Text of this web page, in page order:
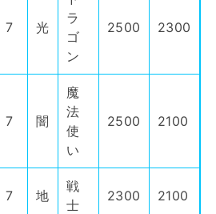
7 光
ラ
ゴ
ン
2500 2300
7 闇
魔
法
使
い
2500 2100
7 地
戦
士
2300 2100